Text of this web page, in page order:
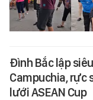
Đình Bắc lập
Campuchia, rực
lưới ASEAN Cup